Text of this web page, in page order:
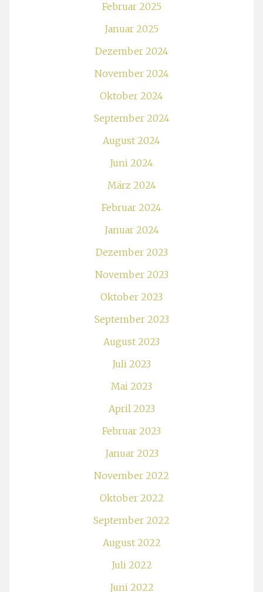
Februar 2025
Januar 2025
Dezember 2024
November 2024
Oktober 2024
September 2024
August 2024
Juni 2024
März 2024
Februar 2024
Januar 2024
Dezember 2023
November 2023
Oktober 2023
September 2023
August 2023
Juli 2023
Mai 2023
April 2023
Februar 2023
Januar 2023
November 2022
Oktober 2022
September 2022
August 2022
Juli 2022
Juni 2022